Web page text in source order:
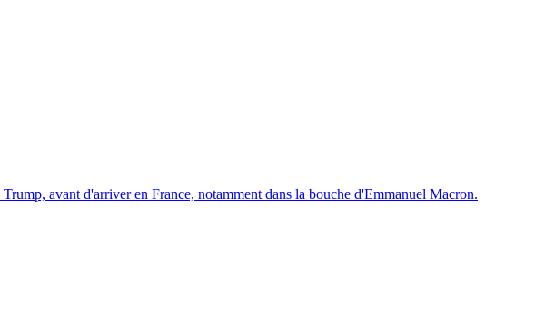
avant d'arriver en France, notamment dans la bouche d'Emmanuel Macron.